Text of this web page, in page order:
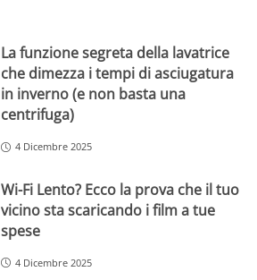
La funzione segreta della lavatrice
che dimezza i tempi di asciugatura
in inverno (e non basta una
centrifuga)
4 Dicembre 2025
Wi-Fi Lento? Ecco la prova che il tuo
vicino sta scaricando i film a tue
spese
4 Dicembre 2025